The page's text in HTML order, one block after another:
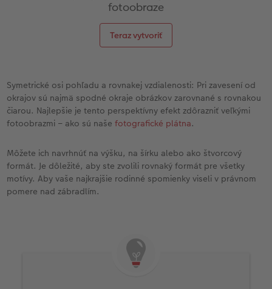
fotoobraze
Teraz vytvoriť
Symetrické osi pohľadu a rovnakej vzdialenosti: Pri zavesení od
okrajov sú najmä spodné okraje obrázkov zarovnané s rovnakou
čiarou. Najlepšie je tento perspektívny efekt zdôrazniť veľkými
fotoobrazmi – ako sú našefotografické plátna.
Môžete ich navrhnúť na výšku, na šírku alebo ako štvorcový
formát. Je dôležité, aby ste zvolili rovnaký formát pre všetky
motívy. Aby vaše najkrajšie rodinné spomienky viseli v právnom
pomere nad zábradlím.